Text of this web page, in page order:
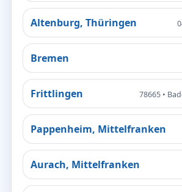
Altenburg, Thüringen
Bremen
Frittlingen 78665 •
Pappenheim, Mittelfranken
Aurach, Mittelfranken